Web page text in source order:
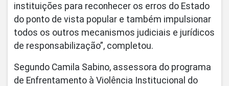
instituições para reconhecer os erros do Estado
do ponto de vista popular e também impulsionar
todos os outros mecanismos judiciais e jurídicos
de responsabilização”, completou.
Segundo Camila Sabino, assessora do programa
de Enfrentamento à Violência Institucional do